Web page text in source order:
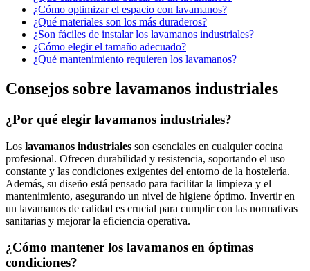
¿Cómo optimizar el espacio con lavamanos?
¿Qué materiales son los más duraderos?
¿Son fáciles de instalar los lavamanos industriales?
¿Cómo elegir el tamaño adecuado?
¿Qué mantenimiento requieren los lavamanos?
Consejos sobre lavamanos industriales
¿Por qué elegir lavamanos industriales?
Los lavamanos industriales son esenciales en cualquier cocina
profesional. Ofrecen durabilidad y resistencia, soportando el uso
constante y las condiciones exigentes del entorno de la hostelería.
Además, su diseño está pensado para facilitar la limpieza y el
mantenimiento, asegurando un nivel de higiene óptimo. Invertir en
un lavamanos de calidad es crucial para cumplir con las normativas
sanitarias y mejorar la eficiencia operativa.
¿Cómo mantener los lavamanos en óptimas
condiciones?